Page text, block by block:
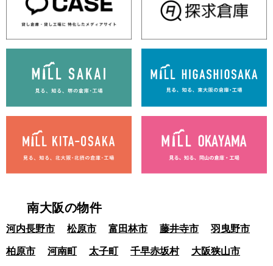
南大阪の物件
河内長野市 松原市 富田林市 藤井寺市 羽曳野市
柏原市 河南町 太子町 千早赤坂村 大阪狭山市